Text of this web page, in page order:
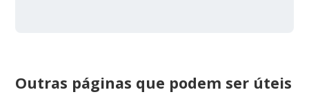
Outras páginas que podem ser úteis